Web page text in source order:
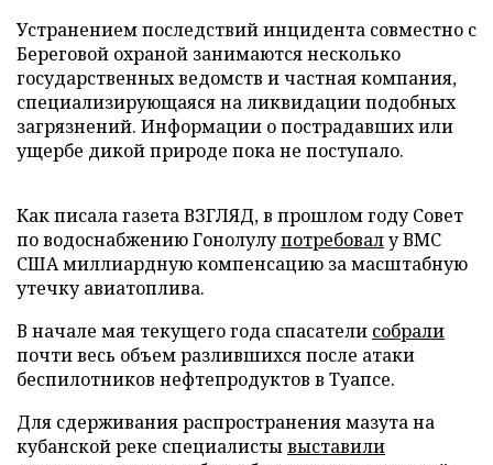
Устранением последствий инцидента совместно с
Береговой охраной занимаются несколько
государственных ведомств и частная компания,
специализирующаяся на ликвидации подобных
загрязнений. Информации о пострадавших или
ущербе дикой природе пока не поступало.
Как писала газета ВЗГЛЯД, в прошлом году Совет
по водоснабжению Гонолулупотребовалу ВМС
США миллиардную компенсацию за масштабную
утечку авиатоплива.
В начале мая текущего года спасатели собрали
почти весь объем разлившихся после атаки
беспилотников нефтепродуктов в Туапсе.
Для сдерживания распространения мазута на
кубанской реке специалистывыставили